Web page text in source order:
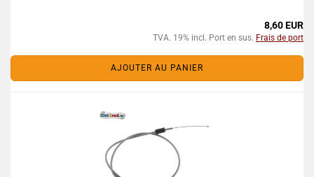
8,60 EUR
TVA. 19% incl. Port en sus. Frais de port
AJOUTER AU PANIER